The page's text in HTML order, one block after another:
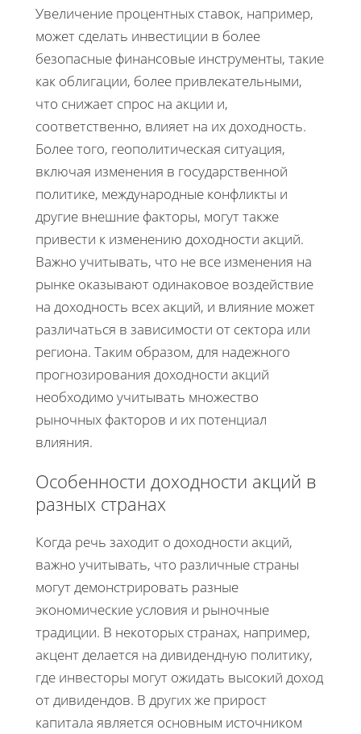
Увеличение процентных ставок, например,
может сделать инвестиции в более
безопасные финансовые инструменты, такие
как облигации, более привлекательными,
что снижает спрос на акции и,
соответственно, влияет на их доходность.
Более того, геополитическая ситуация,
включая изменения в государственной
политике, международные конфликты и
другие внешние факторы, могут также
привести к изменению доходности акций.
Важно учитывать, что не все изменения на
рынке оказывают одинаковое воздействие
на доходность всех акций, и влияние может
различаться в зависимости от сектора или
региона. Таким образом, для надежного
прогнозирования доходности акций
необходимо учитывать множество
рыночных факторов и их потенциал
влияния.
Особенности доходности акций в
разных странах
Когда речь заходит о доходности акций,
важно учитывать, что различные страны
могут демонстрировать разные
экономические условия и рыночные
традиции. В некоторых странах, например,
акцент делается на дивидендную политику,
где инвесторы могут ожидать высокий доход
от дивидендов. В других же прирост
капитала является основным источником